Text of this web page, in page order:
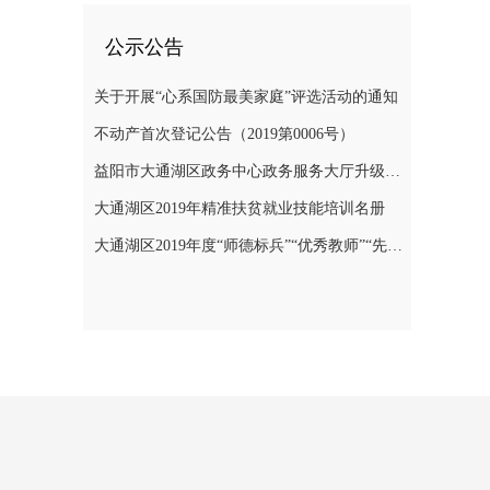
公示公告
关于开展“心系国防最美家庭”评选活动的通知
不动产首次登记公告（2019第0006号）
益阳市大通湖区政务中心政务服务大厅升级改造项目竞争性磋商邀请公告
大通湖区2019年精准扶贫就业技能培训名册
大通湖区2019年度“师德标兵”“优秀教师”“先进教育工作者”名单